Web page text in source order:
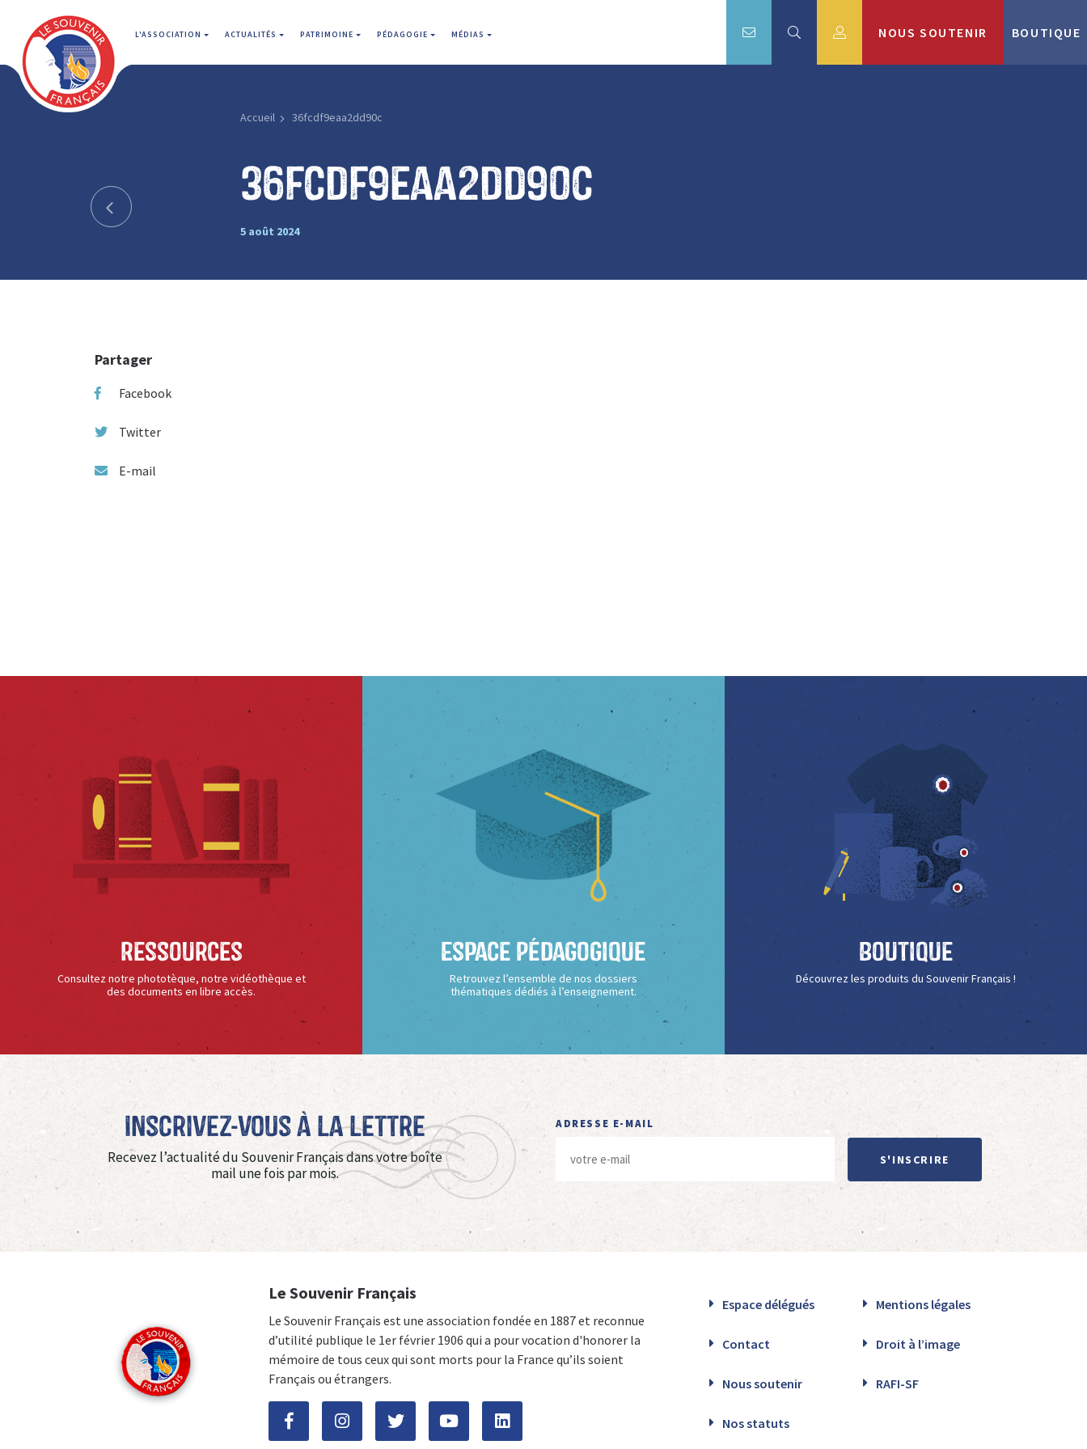
L'ASSOCIATION ACTUALITÉS PATRIMOINE PÉDAGOGIE MÉDIAS NOUS SOUTENIR BOUTIQUE
Accueil 36fcdf9eaa2dd90c
36fcdf9eaa2dd90c
5 août 2024
Partager
Facebook
Twitter
E-mail
Ressources
Consultez notre phototèque, notre vidéothèque et
des documents en libre accès.
Espace Pédagogique
Retrouvez l’ensemble de nos dossiers
thématiques dédiés à l’enseignement.
Boutique
Découvrez les produits du Souvenir Français !
Inscrivez-vous à La Lettre
Recevez l’actualité du Souvenir Français dans votre boîte
mail une fois par mois.
ADRESSE E-MAIL
S'INSCRIRE
Le Souvenir Français
Le Souvenir Français est une association fondée en 1887 et reconnue
d’utilité publique le 1er février 1906 qui a pour vocation d'honorer la
mémoire de tous ceux qui sont morts pour la France qu’ils soient
Français ou étrangers.
Espace délégués Mentions légales
Contact Droit à l’image
Nous soutenir RAFI-SF
Nos statuts